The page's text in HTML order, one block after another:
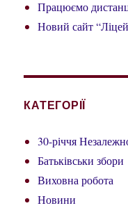
Працюємо
Новий сайт
КАТЕГОРІЇ
30-річчя
Батьківськи збори
Виховна робота
Новини